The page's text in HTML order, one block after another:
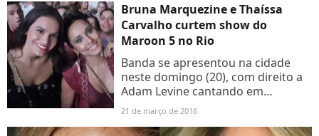
Bruna Marquezine e Thaíssa
Carvalho curtem show do
Maroon 5 no Rio
Banda se apresentou na cidade
neste domingo (20), com direito a
Adam Levine cantando em
português. Veja vídeos!
21 de março de 2016